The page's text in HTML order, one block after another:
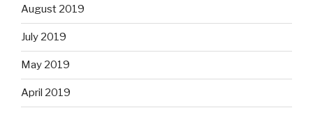
August 2019
July 2019
May 2019
April 2019